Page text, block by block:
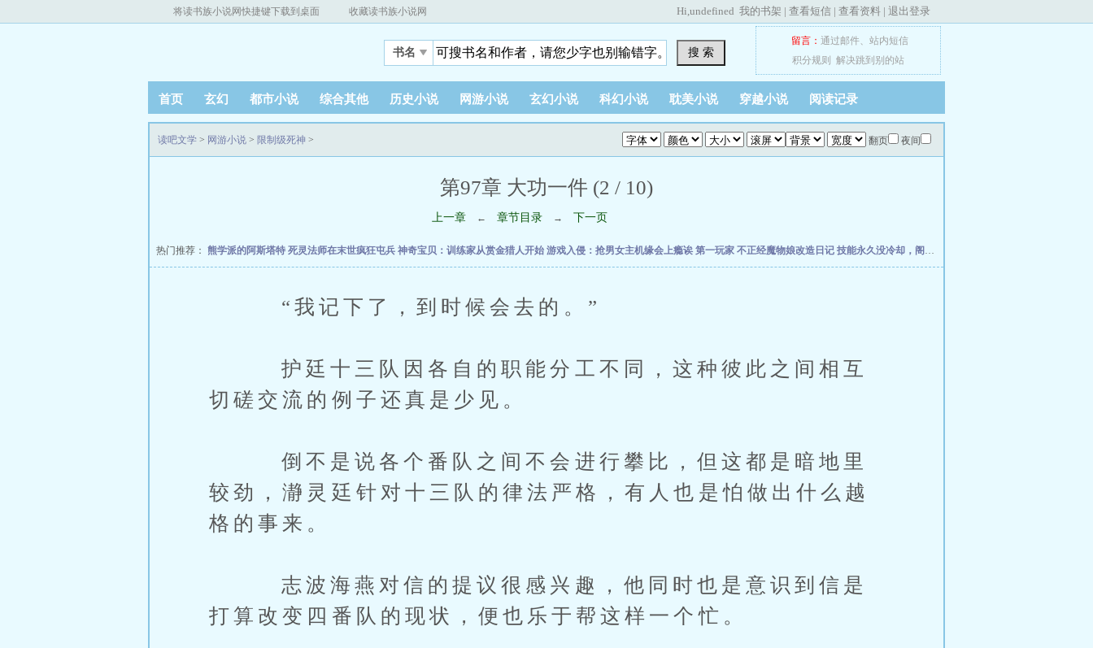
将读书族小说网快捷键下载到桌面 收藏读书族小说网 Hi,undefined 我的书架 | 查看短信 | 查看资料 | 退出登录
书名 搜 索
留言： 通过邮件、 站内短信
积分规则
解决跳到别的站
首页 玄幻 都市小说 综合其他 历史小说 网游小说 玄幻小说 科幻小说 耽美小说 穿越小说 阅读记录
翻页 夜间
读吧文学 > 网游小说 > 限制级死神 >
第97章 大功一件 (2 / 10)
上一章 ← 章节目录 → 下一页
热门推荐： 熊学派的阿斯塔特 死灵法师在末世疯狂屯兵 神奇宝贝：训练家从赏金猎人开始 游戏入侵：抢男女主机缘会上瘾诶 第一玩家 不正经魔物娘改造日记 技能永久没冷却，阁下如何应对？
“我记下了，到时候会去的。”
护廷十三队因各自的职能分工不同，这种彼此之间相互
切磋交流的例子还真是少见。
倒不是说各个番队之间不会进行攀比，但这都是暗地里
较劲，瀞灵廷针对十三队的律法严格，有人也是怕做出什么越
格的事来。
志波海燕对信的提议很感兴趣，他同时也是意识到信是
打算改变四番队的现状，便也乐于帮这样一个忙。